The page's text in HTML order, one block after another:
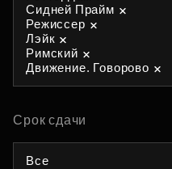
Сидней Прайм
Режиссер
Лэйк
Римский
Движение. Говорово
Срок сдачи
Все